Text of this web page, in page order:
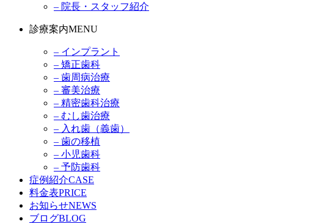
– 院長・スタッフ紹介
診療案内MENU
– インプラント
– 矯正歯科
– 歯周病治療
– 審美治療
– 精密歯科治療
– むし歯治療
– 入れ歯（義歯）
– 歯の移植
– 小児歯科
– 予防歯科
症例紹介CASE
料金表PRICE
お知らせNEWS
ブログBLOG